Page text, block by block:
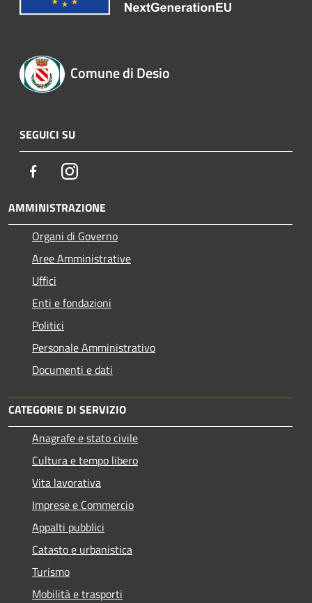
Comune di Desio
SEGUICI SU
FacebookInstagram
AMMINISTRAZIONE
Organi di Governo
Aree Amministrative
Uffici
Enti e fondazioni
Politici
Personale Amministrativo
Documenti e dati
CATEGORIE DI SERVIZIO
Anagrafe e stato civile
Cultura e tempo libero
Vita lavorativa
Imprese e Commercio
Appalti pubblici
Catasto e urbanistica
Turismo
Mobilità e trasporti